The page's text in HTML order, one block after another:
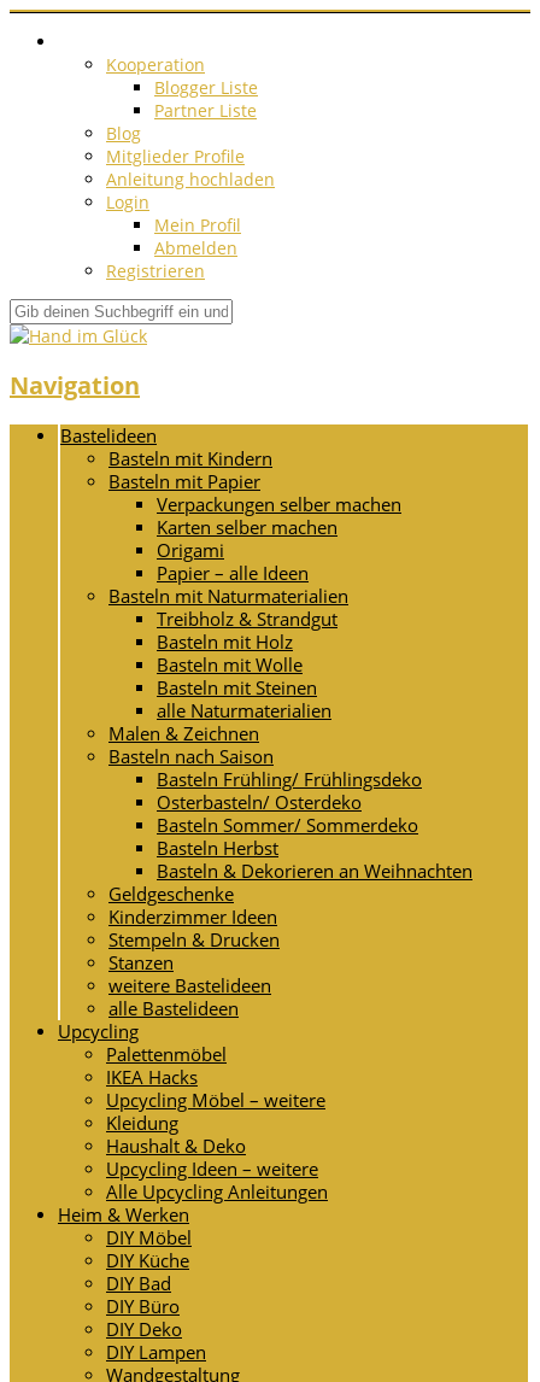
Kooperation
Blogger Liste
Partner Liste
Blog
Mitglieder Profile
Anleitung hochladen
Login
Mein Profil
Abmelden
Registrieren
Navigation
Bastelideen
Basteln mit Kindern
Basteln mit Papier
Verpackungen selber machen
Karten selber machen
Origami
Papier – alle Ideen
Basteln mit Naturmaterialien
Treibholz & Strandgut
Basteln mit Holz
Basteln mit Wolle
Basteln mit Steinen
alle Naturmaterialien
Malen & Zeichnen
Basteln nach Saison
Basteln Frühling/ Frühlingsdeko
Osterbasteln/ Osterdeko
Basteln Sommer/ Sommerdeko
Basteln Herbst
Basteln & Dekorieren an Weihnachten
Geldgeschenke
Kinderzimmer Ideen
Stempeln & Drucken
Stanzen
weitere Bastelideen
alle Bastelideen
Upcycling
Palettenmöbel
IKEA Hacks
Upcycling Möbel – weitere
Kleidung
Haushalt & Deko
Upcycling Ideen – weitere
Alle Upcycling Anleitungen
Heim & Werken
DIY Möbel
DIY Küche
DIY Bad
DIY Büro
DIY Deko
DIY Lampen
Wandgestaltung